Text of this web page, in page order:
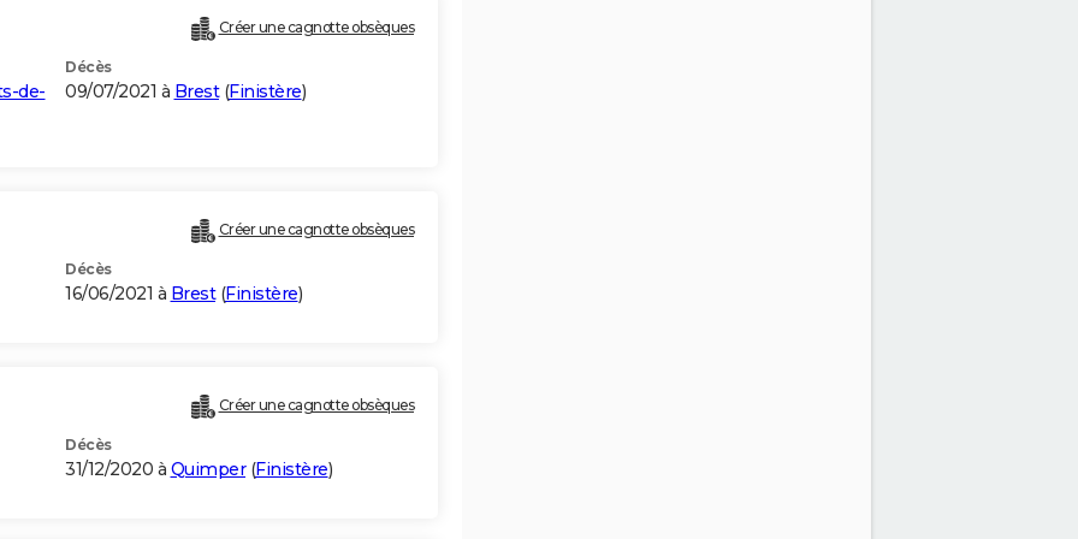
Créer une cagnotte obsèques
de-
Décès
09/07/2021 à Brest(Finistère)
Créer une cagnotte obsèques
Décès
16/06/2021 à Brest(Finistère)
Créer une cagnotte obsèques
Décès
31/12/2020 à Quimper(Finistère)